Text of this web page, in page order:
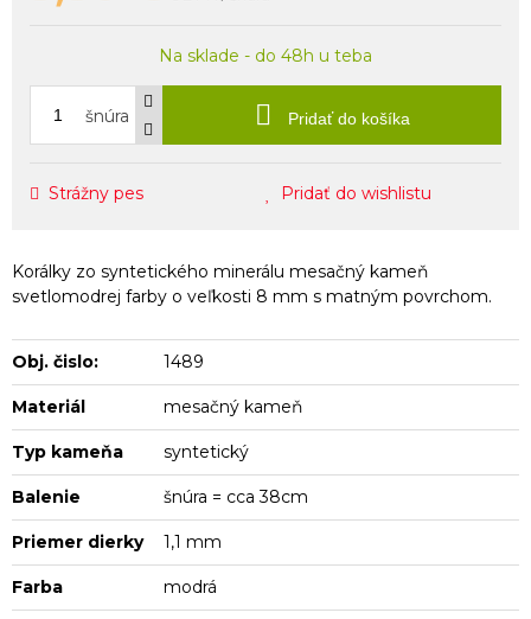
Na sklade - do 48h u teba
šnúra Pridať do košíka
Strážny pes Pridať do wishlistu
Korálky zo syntetického minerálu mesačný kameň
svetlomodrej farby o veľkosti 8 mm s matným povrchom.
Obj. čislo: 1489
Materiál mesačný kameň
Typ kameňa syntetický
Balenie šnúra = cca 38cm
Priemer dierky 1,1 mm
Farba modrá